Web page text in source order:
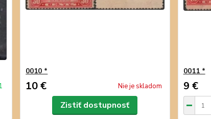
0010 *
10 € Nie je skladom
Zistiť dostupnosť
0011 *
9 €